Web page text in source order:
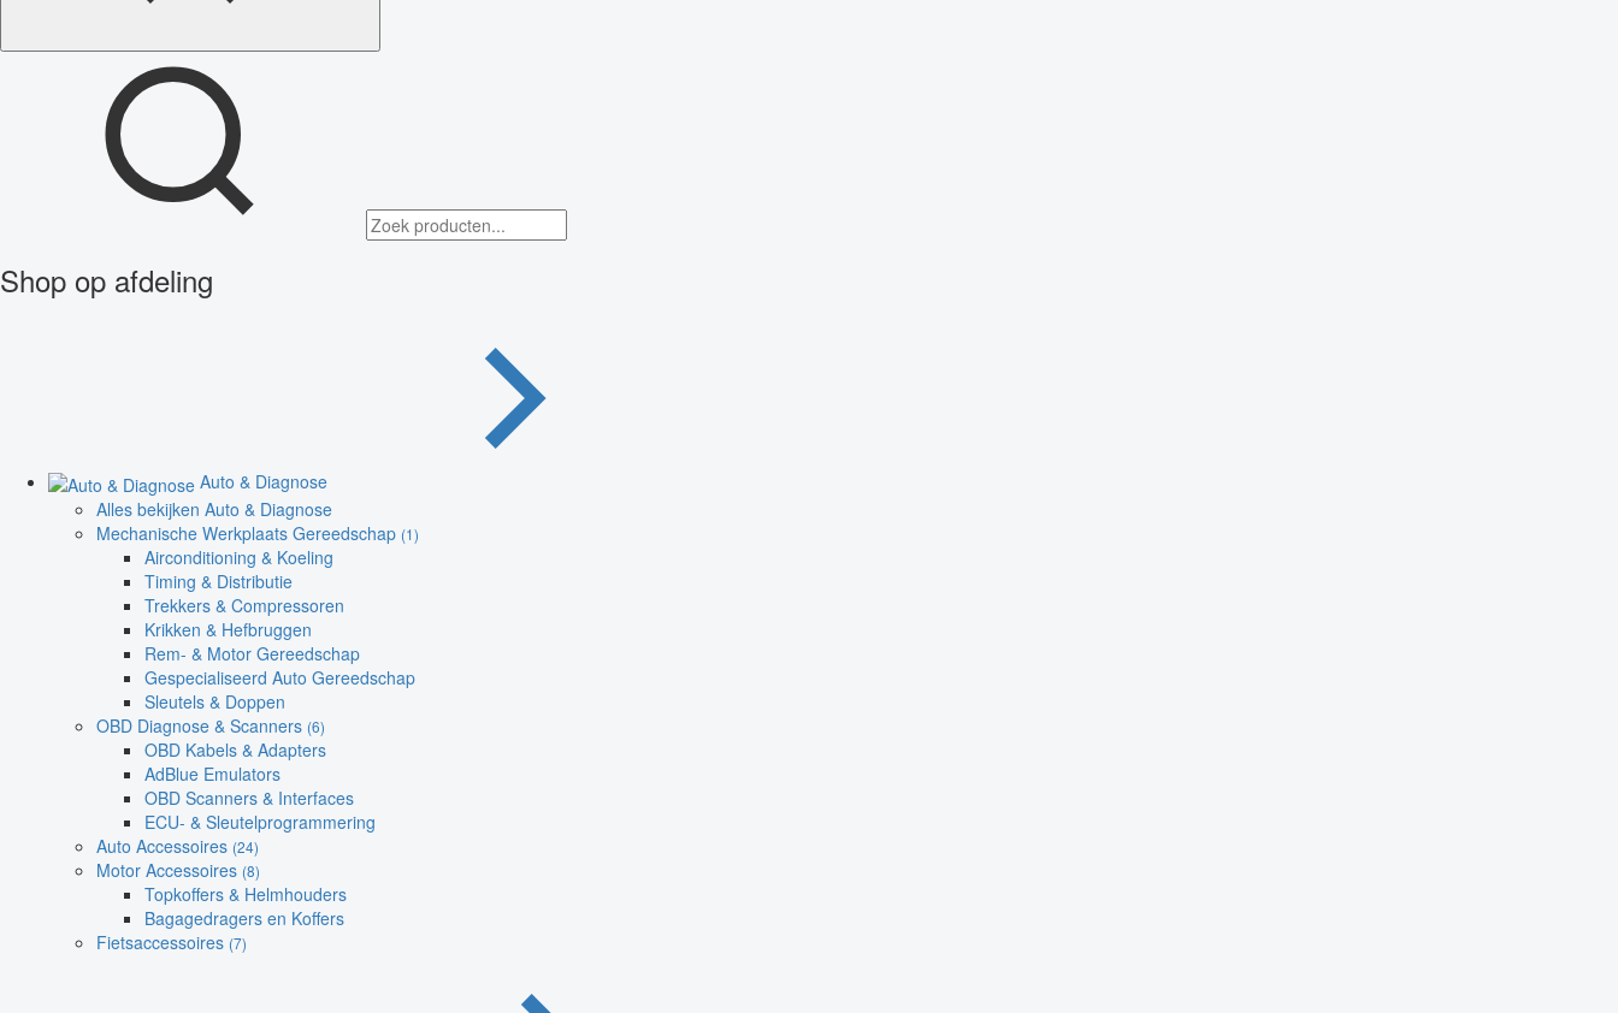
Shop op afdeling
Auto & Diagnose
Alles bekijken Auto & Diagnose
Mechanische Werkplaats Gereedschap (1)
Airconditioning & Koeling
Timing & Distributie
Trekkers & Compressoren
Krikken & Hefbruggen
Rem- & Motor Gereedschap
Gespecialiseerd Auto Gereedschap
Sleutels & Doppen
OBD Diagnose & Scanners (6)
OBD Kabels & Adapters
AdBlue Emulators
OBD Scanners & Interfaces
ECU- & Sleutelprogrammering
Auto Accessoires (24)
Motor Accessoires (8)
Topkoffers & Helmhouders
Bagagedragers en Koffers
Fietsaccessoires (7)